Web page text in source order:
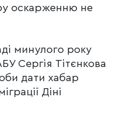
оскарженню не
минулого року
Сергія Тітєнкова
дати хабар
Діні